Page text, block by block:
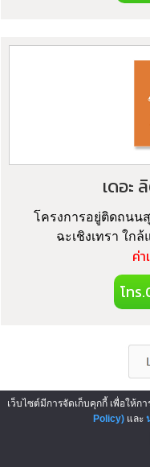
เดอะ
โครงการอยู่ติดถนน
ฉะเชิงเทรา ใก
ค่
โทร
เว็บไซต์มีการจัดเก็บคุกกี้ เพื่อให้ก
Policy)และ